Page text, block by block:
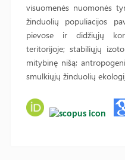
visuomenės nuomonės
žinduolių populiacijos
pievose ir didžiųjų
teritorijoje; stabiliųjų
mitybinę nišą;
smulkiųjų žinduolių